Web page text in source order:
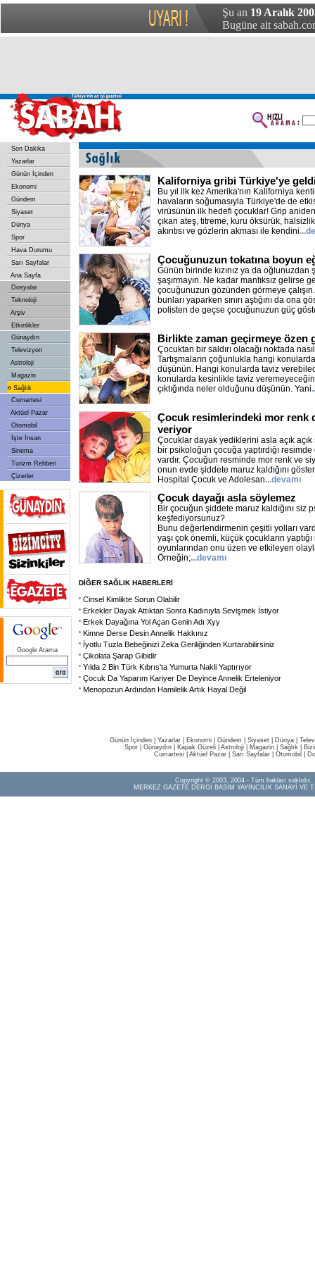
Şu an 19 Aralık
Bugüne ait
Son Dakika
Yazarlar
Günün İçinden
Ekonomi
Gündem
Siyaset
Dünya
Spor
Hava Durumu
Sarı Sayfalar
Ana Sayfa
Dosyalar
Teknoloji
Arşiv
Etkinlikler
Günaydın
Televizyon
Astroloji
Magazin
» Sağlık
Cumartesi
Aktüel Pazar
Otomobil
İşte İnsan
Sinema
Turizm Rehberi
Çizerler
Google Arama
Kaliforniya gribi Türkiye'ye
Bu yıl ilk kez Amerika'nın Kaliforniya
havaların soğumasıyla Türkiye'de de
virüsünün ilk hedefi çocuklar! Grip
çıkan ateş, titreme, kuru öksürük,
akıntısı ve gözlerin akması ile kendini
Çocuğunuzun tokatına boyun
Günün birinde kızınız ya da oğlunuzdan
şaşırmayın. Ne kadar mantıksız gelirse
çocuğunuzun gözünden görmeye
bunları yaparken sınırı aştığını da ona
polisten de geçse çocuğunuzun güç
Birlikte zaman geçirmeye özen
Çocuktan bir saldırı olacağı noktada
Tartışmaların çoğunlukla hangi
düşünün. Hangi konularda taviz
konularda kesinlikle taviz
çıktığında neler olduğunu düşünün. Yani
Çocuk resimlerindeki mor renk
veriyor
Çocuklar dayak yediklerini asla açık
bir psikoloğun çocuğa yaptırdığı
vardır. Çocuğun resminde mor renk ve
onun evde şiddete maruz kaldığını
Hospital Çocuk ve Adolesan...devamı
Çocuk dayağı asla söylemez
Bir çocuğun şiddete maruz kaldığını siz
keşfediyorsunuz?
Bunu değerlendirmenin çeşitli yolları
yaşı çok önemli, küçük çocukların
oyunlarından onu üzen ve etkileyen
Örneğin;...devamı
DİĞER SAĞLIK HABERLERİ
Cinsel Kimlikte Sorun Olabilir
Erkekler Dayak Attıktan Sonra Kadınıyla Sevişmek İstiyor
Erkek Dayağına Yol Açan Genin Adı Xyy
Kimne Derse Desin Annelik Hakkınız
İyotlu Tuzla Bebeğinizi Zeka Geriliğinden Kurtarabilirsiniz
Çikolata Şarap Gibidir
Yılda 2 Bin Türk Kıbrıs'ta Yumurta Nakli Yaptırıyor
Çocuk Da Yaparım Kariyer De Deyince Annelik Erteleniyor
Menopozun Ardından Hamilelik Artık Hayal Değil
Günün İçinden Yazarlar Ekonomi Gündem Siyaset Dünya |
Spor
Günaydın Kapak Güzeli Astroloji Magazin Sağlık
Cumartesi| Aktüel Pazar| Sarı Sayfalar| Otomobil
Copyright © 2003, 2004 - Tüm hakları saklıdır.
MERKEZ GAZETE DERGİ BASIM YAYINCILIK SANAYİ VE